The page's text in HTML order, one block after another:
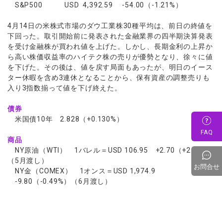
S&P500 USD 4,392.59 -54.00（-1.21%）
4月14日の米株式市場のダウ工業株30種平均は、前日の終値を
下回った。取引開始前に発表された金融業界の四半期決算発表
を受け金融株が買われ値を上げた。しかし、長期金利の上昇か
ら高い株価収益率のハイテク株の売りが優勢となり、徐々に値
を下げた。その後は、値を戻す局面もあったが、明日のイース
ター休暇を含め3連休となることから、保有資産の調整売りも
入り3指数揃って値を下げ終えた。
債券
米国債10年 2.828（+0.130%）
商品
NY原油（WTI） 1バレル＝USD 106.95 +2.70（+2.59%）
（5月渡し）
NY金（COMEX） 1オンス＝USD 1,974.9
-9.80（-0.49%）（6月渡し）
FAQ
お問合せ